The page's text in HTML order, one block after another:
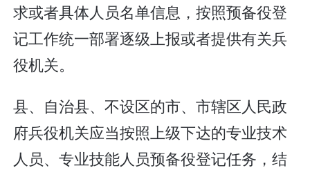
求或者具体人员名单信息，按照预备役登
记工作统一部署逐级上报或者提供有关兵
役机关。
县、自治县、不设区的市、市辖区人民政
府兵役机关应当按照上级下达的专业技术
人员、专业技能人员预备役登记任务，结